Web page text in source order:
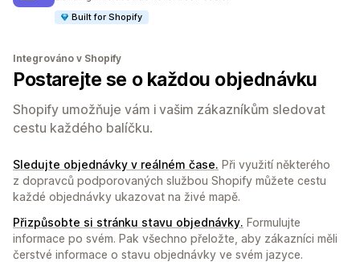
Built for Shopify
Integrováno v Shopify
Postarejte se o každou objednávku
Shopify umožňuje vám i vašim zákazníkům sledovat
cestu každého balíčku.
Sledujte objednávky v reálném čase. Při využití některého
z dopravců podporovaných službou Shopify můžete cestu
každé objednávky ukazovat na živé mapě.
Přizpůsobte si stránku stavu objednávky. Formulujte
informace po svém. Pak všechno přeložte, aby zákazníci měli
čerstvé informace o stavu objednávky ve svém jazyce.